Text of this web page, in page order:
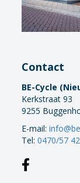
Contact
BE-Cycle
Kerkstraat 93
9255
E-mail:
Tel:0470/57